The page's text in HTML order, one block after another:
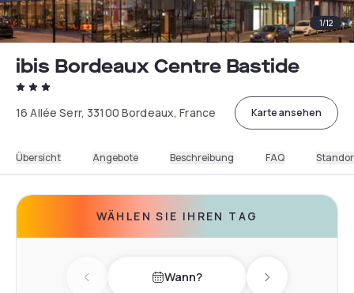
1/12
ibis Bordeaux Centre Bastide
16 Allée Serr, 33100 Bordeaux, France Karte ansehen
Übersicht Angebote Beschreibung FAQ
WÄHLEN SIE IHREN TAG
Previous day Wann? Next day